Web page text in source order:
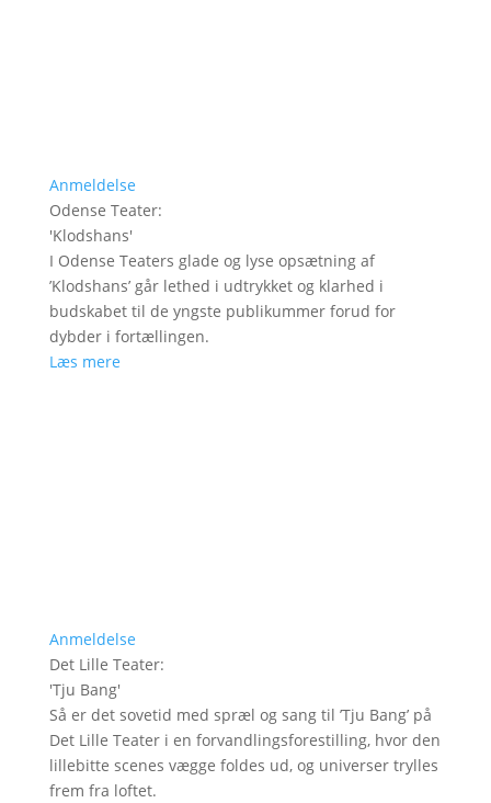
Anmeldelse
Odense Teater:
'Klodshans'
I Odense Teaters glade og lyse opsætning af
’Klodshans’ går lethed i udtrykket og klarhed i
budskabet til de yngste publikummer forud for
dybder i fortællingen.
Læs mere
Anmeldelse
Det Lille Teater:
'Tju Bang'
Så er det sovetid med spræl og sang til ’Tju Bang’ på
Det Lille Teater i en forvandlingsforestilling, hvor den
lillebitte scenes vægge foldes ud, og universer trylles
frem fra loftet.